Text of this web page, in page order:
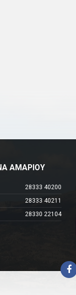
ΑΜΑΡΙΟΥ
28333 40200
28333 40211
28330 22104